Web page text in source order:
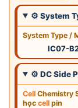
⚙ System
System Type /
IC07-
⚙ DC Side
Cell Chemistry
học cell pin